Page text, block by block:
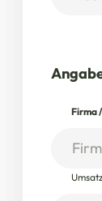
Firma